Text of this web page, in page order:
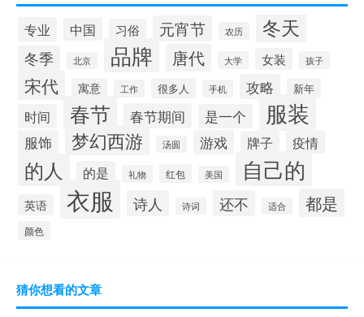
专业 中国 习俗 元宵节 农历 冬天
冬季 北京 品牌 唐代 大学 女装 孩子
宋代 寓意 工作 很多人 手机 攻略 新年
时间 春节 春节期间 是一个 服装
服饰 梦幻西游 汤圆 游戏 牌子 疫情
的人 的是 礼物 红包 美国 自己的
英语 衣服 诗人 诗词 还不 适合 都是
颜色
猜你想看的文章